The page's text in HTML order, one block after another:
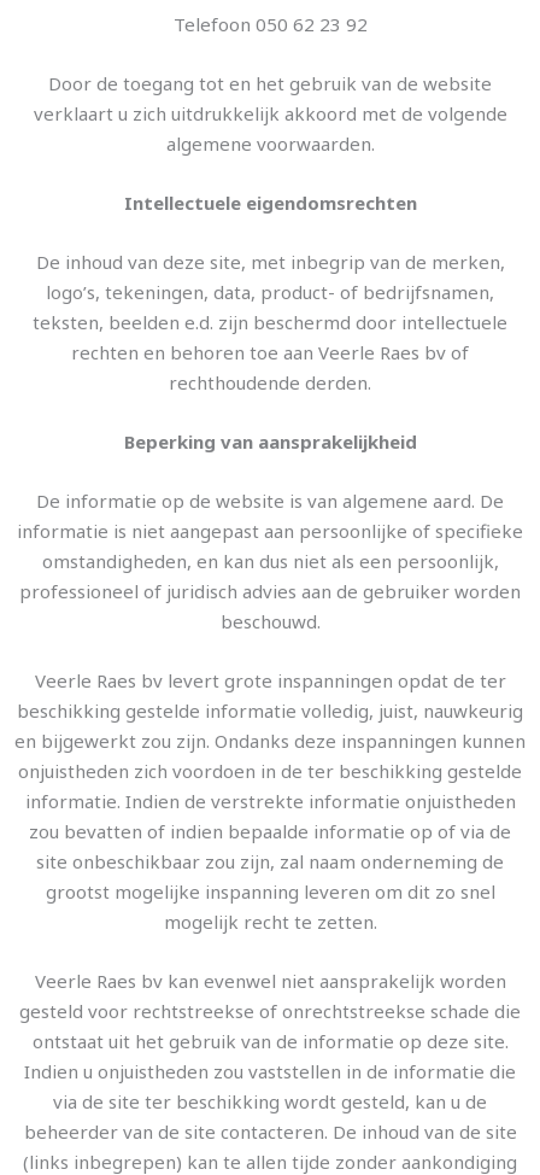
Telefoon 050 62 23 92
Door de toegang tot en het gebruik van de website
verklaart u zich uitdrukkelijk akkoord met de volgende
algemene voorwaarden.
Intellectuele eigendomsrechten
De inhoud van deze site, met inbegrip van de merken,
logo’s, tekeningen, data, product- of bedrijfsnamen,
teksten, beelden e.d. zijn beschermd door intellectuele
rechten en behoren toe aan Veerle Raes bv of
rechthoudende derden.
Beperking van aansprakelijkheid
De informatie op de website is van algemene aard. De
informatie is niet aangepast aan persoonlijke of specifieke
omstandigheden, en kan dus niet als een persoonlijk,
professioneel of juridisch advies aan de gebruiker worden
beschouwd.
Veerle Raes bv levert grote inspanningen opdat de ter
beschikking gestelde informatie volledig, juist, nauwkeurig
en bijgewerkt zou zijn. Ondanks deze inspanningen kunnen
onjuistheden zich voordoen in de ter beschikking gestelde
informatie. Indien de verstrekte informatie onjuistheden
zou bevatten of indien bepaalde informatie op of via de
site onbeschikbaar zou zijn, zal naam onderneming de
grootst mogelijke inspanning leveren om dit zo snel
mogelijk recht te zetten.
Veerle Raes bv kan evenwel niet aansprakelijk worden
gesteld voor rechtstreekse of onrechtstreekse schade die
ontstaat uit het gebruik van de informatie op deze site.
Indien u onjuistheden zou vaststellen in de informatie die
via de site ter beschikking wordt gesteld, kan u de
beheerder van de site contacteren. De inhoud van de site
(links inbegrepen) kan te allen tijde zonder aankondiging